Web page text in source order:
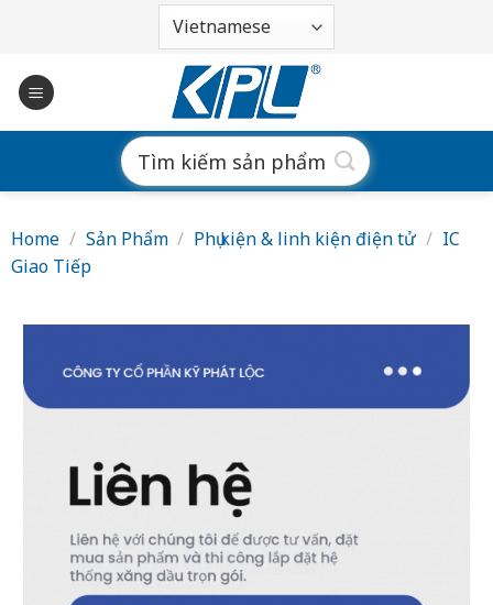
dung
Search
for:
Home / Sản Phẩm / Phụ kiện & linh kiện điện tử / IC
Giao Tiếp